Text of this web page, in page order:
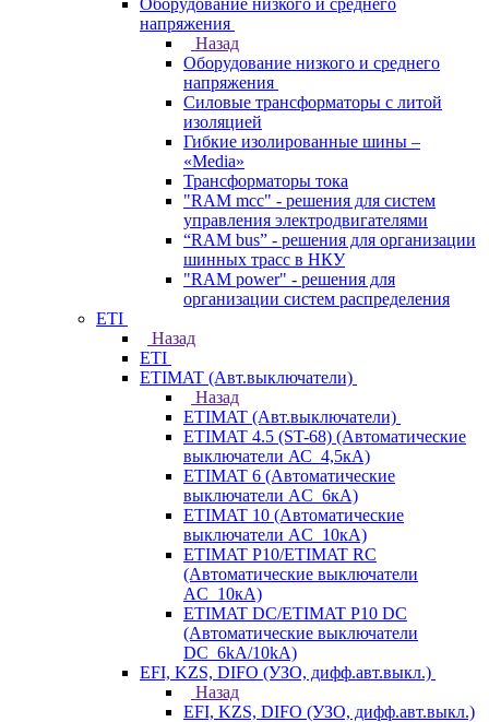
Оборудование низкого и среднего
напряжения
Назад
Оборудование низкого и среднего
напряжения
Силовые трансформаторы с литой
изоляцией
Гибкие изолированные шины –
«Media»
Трансформаторы тока
"RAM mcc" - решения для систем
управления электродвигателями
“RAM bus” - решения для организации
шинных трасс в НКУ
"RAM power" - решения для
организации систем распределения
ETI
Назад
ETI
ETIMAT (Авт.выключатели)
Назад
ETIMAT (Авт.выключатели)
ETIMAT 4.5 (ST-68) (Автоматические
выключатели АС_4,5кА)
ETIMAT 6 (Автоматические
выключатели AC_6кА)
ETIMAT 10 (Автоматические
выключатели AC_10кА)
ETIMAT P10/ETIMAT RC
(Автоматические выключатели
AC_10кА)
ETIMAT DC/ETIMAT P10 DC
(Автоматические выключатели
DC_6kA/10kA)
EFI, KZS, DIFO (УЗО, дифф.авт.выкл.)
Назад
EFI, KZS, DIFO (УЗО, дифф.авт.выкл.)